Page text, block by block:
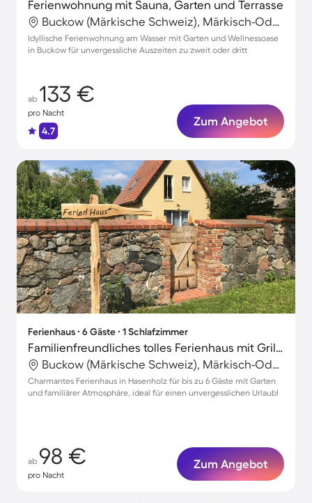
Ferienwohnung mit Sauna, Garten und Terrasse
Buckow (Märkische Schweiz), Märkisch-Oderland, Deutschland
Idyllische Ferienwohnung am Wasser mit Garten und Wellnessoase
in Buckow für unvergessliche Auszeiten zu zweit oder dritt
ab 133 €
pro Nacht
4.7
Zum Angebot
Ferienhaus ∙ 6 Gäste ∙ 1 Schlafzimmer
Familienfreundliches tolles Ferienhaus mit Grill, Garten und Terrasse | Naturblick | Haustiere erlaubt
Buckow (Märkische Schweiz), Märkisch-Oderland, Deutschland
Charmantes Ferienhaus in Hasenholz für bis zu 6 Gäste mit Garten
und familiärer Atmosphäre, ideal für einen unvergesslichen Urlaub!
ab 98 €
pro Nacht
Zum Angebot